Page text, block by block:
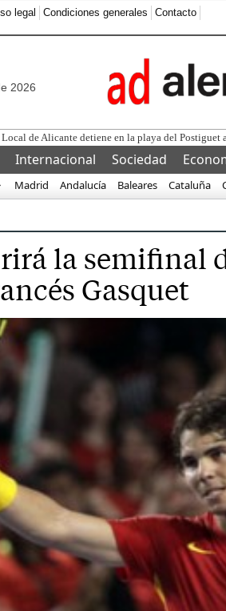
legal Condiciones generales Contacto
2026
Internacional Sociedad
Madrid Andalucía Baleares Cataluña
la semifinal
Gasquet